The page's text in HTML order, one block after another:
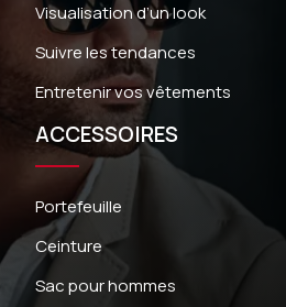
Visualisation d’un look
Suivre les tendances
Entretenir vos vêtements
ACCESSOIRES
Portefeuille
Ceinture
Sac pour hommes